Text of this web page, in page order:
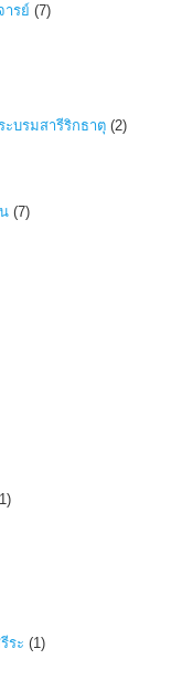
ารย์ (7)
ะบรมสารีริกธาตุ (2)
(7)
ระ (1)